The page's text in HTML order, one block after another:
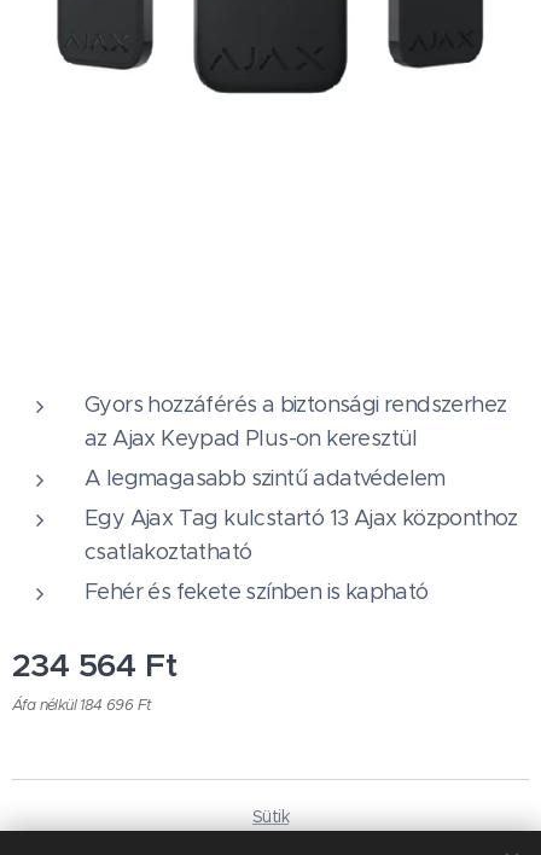
Gyors hozzáférés a biztonsági rendszerhez
az Ajax Keypad Plus-on keresztül
A legmagasabb szintű adatvédelem
Egy Ajax Tag kulcstartó 13 Ajax központhoz
csatlakoztatható
Fehér és fekete színben is kapható
234 564 Ft
Áfa nélkül 184 696 Ft
Sütik